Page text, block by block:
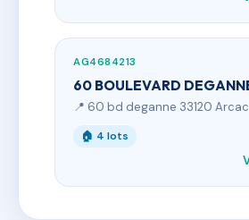
AG4684213
60 BOULEVARD
📍 60 bd deganne 33120
🏠 4 lots